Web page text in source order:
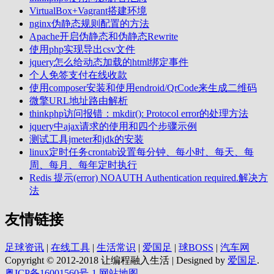
VirtualBox+Vagrant搭建环境
nginx伪静态规则配置的方法
Apache开启伪静态和伪静态Rewrite
使用php实现导出csv文件
jquery怎么给动态加载的html绑定事件
个人免签支付在线收款
使用composer安装和使用endroid/QrCode来生成二维码
微擎URL地址路由解析
thinkphp访问报错：mkdir(): Protocol error的处理方法
jquery中ajax请求的使用和四个步骤示例
测试工具jmeter和jdk的安装
linux定时任务crontab设置每分钟、每小时、每天、每
周、每月、每年定时执行
Redis 提示(error) NOAUTH Authentication required.解决方
法
友情链接
足球资讯 | 在线工具 | 生活常识 | 爱国足 | 球BOSS | 汽车网
Copyright © 2012-2018 让编程融入生活 | Designed by 爱国足.